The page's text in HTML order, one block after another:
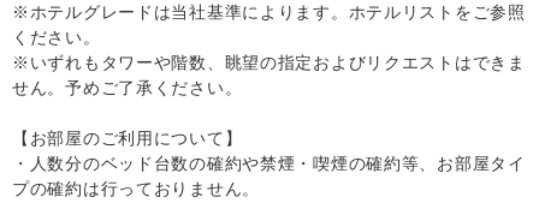
※ホテルグレードは当社基準によります。ホテルリストをご参照
ください。
※いずれもタワーや階数、眺望の指定およびリクエストはできま
せん。予めご了承ください。
【お部屋のご利用について】
・人数分のベッド台数の確約や禁煙・喫煙の確約等、お部屋タイ
プの確約は行っておりません。